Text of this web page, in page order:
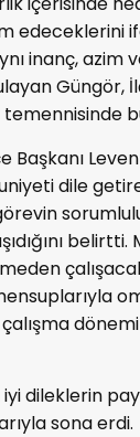
edeceklerini
inanç, azim
Güngör,
Başkanı
dile
belirtti.
iyi dileklerin
sona erdi.